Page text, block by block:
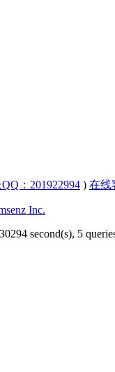
：201922994 ) 在线
Inc.
second(s), 5